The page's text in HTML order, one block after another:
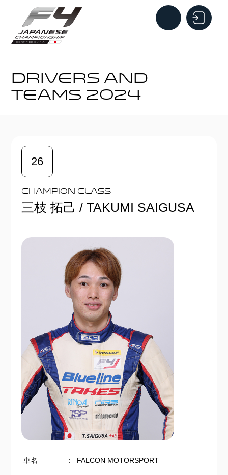
DRIVERS AND
TEAMS 2024
26
Champion Class
三枝 拓己 / TAKUMI SAIGUSA
車名 ： FALCON MOTORSPORT